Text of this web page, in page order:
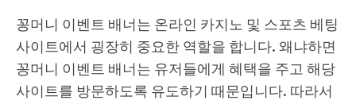
꽁머니 이벤트 배너는 온라인 카지노 및 스포츠 베팅
사이트에서 굉장히 중요한 역할을 합니다. 왜냐하면
꽁머니 이벤트 배너는 유저들에게 혜택을 주고 해당
사이트를 방문하도록 유도하기 때문입니다. 따라서